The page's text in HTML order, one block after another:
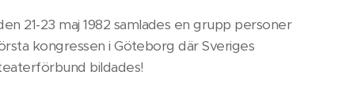
21-23 maj 1982 samlades en grupp personer
kongressen i Göteborg där Sveriges
bildades!